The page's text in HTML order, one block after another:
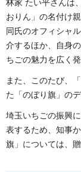
林家 たい平さんは
おりん」の名付け
同氏のオフィシャ
介するほか、自身
ちごの魅力を広く
また、このたび、
た「のぼり旗」の
埼玉いちごの振興
表するため、知事
旗」については、